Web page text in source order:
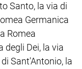
Santo, la via di
Germanica
Romea
degli Dei, la via
Sant'Antonio, la